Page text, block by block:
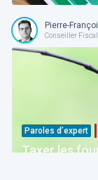
Pierre-
Conseiller
Paroles d’expert
Taxer les